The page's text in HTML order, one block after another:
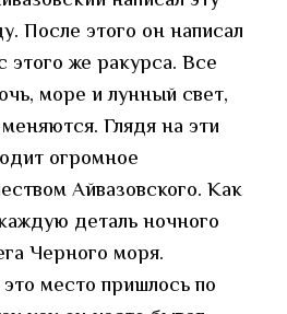
После этого он написал
же ракурса. Все
море и лунный свет,
Глядя на эти
огромное
Айвазовского. Как
деталь ночного
Черного моря.
место пришлось по